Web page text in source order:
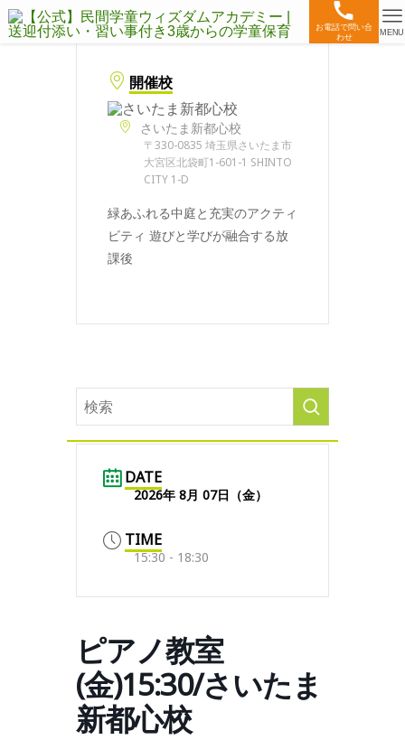
お電話で問い合
わせ
MENU
開催校
さいたま新都心校
〒330-0835 埼玉県さいたま市
大宮区北袋町1-601-1 SHINTO
CITY 1-D
緑あふれる中庭と充実のアクティ
ビティ 遊びと学びが融合する放
課後
DATE
2026年 8月 07日（金）
TIME
15:30 - 18:30
ピアノ教室
(金)15:30/さいたま
新都心校